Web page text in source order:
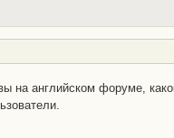
на английском форуме,